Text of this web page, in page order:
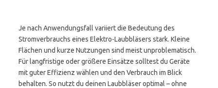
Je nach Anwendungsfall variiert die Bedeutung des
Stromverbrauchs eines Elektro-Laubbläsers stark. Kleine
Flächen und kurze Nutzungen sind meist unproblematisch.
Für langfristige oder größere Einsätze solltest du Geräte
mit guter Effizienz wählen und den Verbrauch im Blick
behalten. So nutzt du deinen Laubbläser optimal – ohne